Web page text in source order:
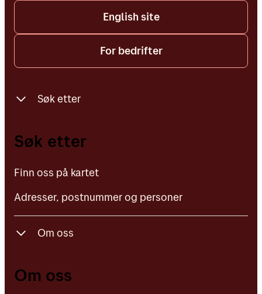
English site
For bedrifter
Søk etter
Finn oss på kartet
Søk etter
Finn oss på kartet
Adresser, postnummer og personer
Om oss
Om oss